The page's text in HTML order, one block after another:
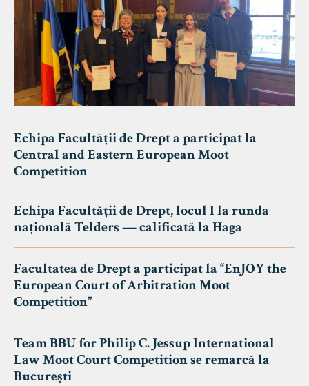
Echipa Facultății de Drept a participat la
Central and Eastern European Moot
Competition
Echipa Facultății de Drept, locul I la runda
națională Telders — calificată la Haga
Facultatea de Drept a participat la “EnJOY the
European Court of Arbitration Moot
Competition”
Team BBU for Philip C. Jessup International
Law Moot Court Competition se remarcă la
București